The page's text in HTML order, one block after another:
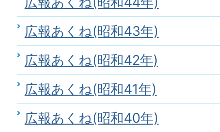
広報あくね(昭和43年)
広報あくね(昭和42年)
広報あくね(昭和41年)
広報あくね(昭和40年)